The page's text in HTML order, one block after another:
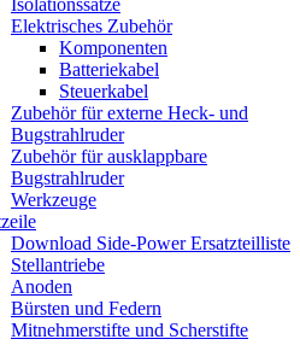
Isolationssätze
Elektrisches Zubehör
Komponenten
Batteriekabel
Steuerkabel
Zubehör für externe Heck- und
Bugstrahlruder
Zubehör für ausklappbare
Bugstrahlruder
Werkzeuge
Download Side-Power Ersatzteilliste
Stellantriebe
Anoden
Bürsten und Federn
Mitnehmerstifte und Scherstifte